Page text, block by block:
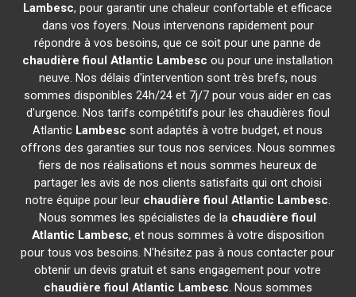
Lambesc, pour garantir une chaleur confortable et efficace
dans vos foyers. Nous intervenons rapidement pour
répondre à vos besoins, que ce soit pour une panne de
chaudière fioul Atlantic Lambesc ou pour une installation
neuve. Nos délais d'intervention sont très brefs, nous
sommes disponibles 24h/24 et 7j/7 pour vous aider en cas
d'urgence. Nos tarifs compétitifs pour les chaudières fioul
Atlantic Lambesc sont adaptés à votre budget, et nous
offrons des garanties sur tous nos services. Nous sommes
fiers de nos réalisations et nous sommes heureux de
partager les avis de nos clients satisfaits qui ont choisi
notre équipe pour leur chaudière fioul Atlantic Lambesc.
Nous sommes les spécialistes de la chaudière fioul
Atlantic Lambesc, et nous sommes à votre disposition
pour tous vos besoins. N'hésitez pas à nous contacter pour
obtenir un devis gratuit et sans engagement pour votre
chaudière fioul Atlantic Lambesc. Nous sommes